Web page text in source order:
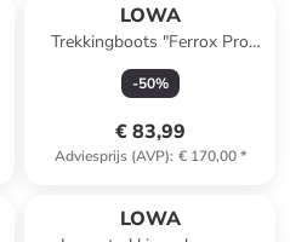
LOWA
Trekkingboots "Ferrox Pro
GTX" grijs
-50%
€ 83,99
Adviesprijs (AVP): € 170,00*
LOWA